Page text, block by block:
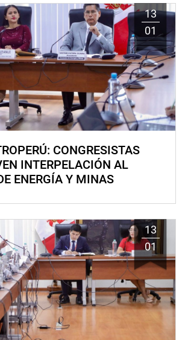
13
01
CONGRESISTAS
INTERPELACIÓN AL
ENERGÍA Y MINAS
13
01